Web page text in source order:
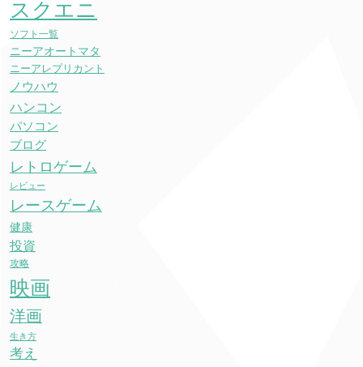
スクエニ
ソフト一覧
ニーアオートマタ
ニーアレプリカント
ノウハウ
ハンコン
パソコン
ブログ
レトロゲーム
レビュー
レースゲーム
健康
投資
攻略
映画
洋画
生き方
考え